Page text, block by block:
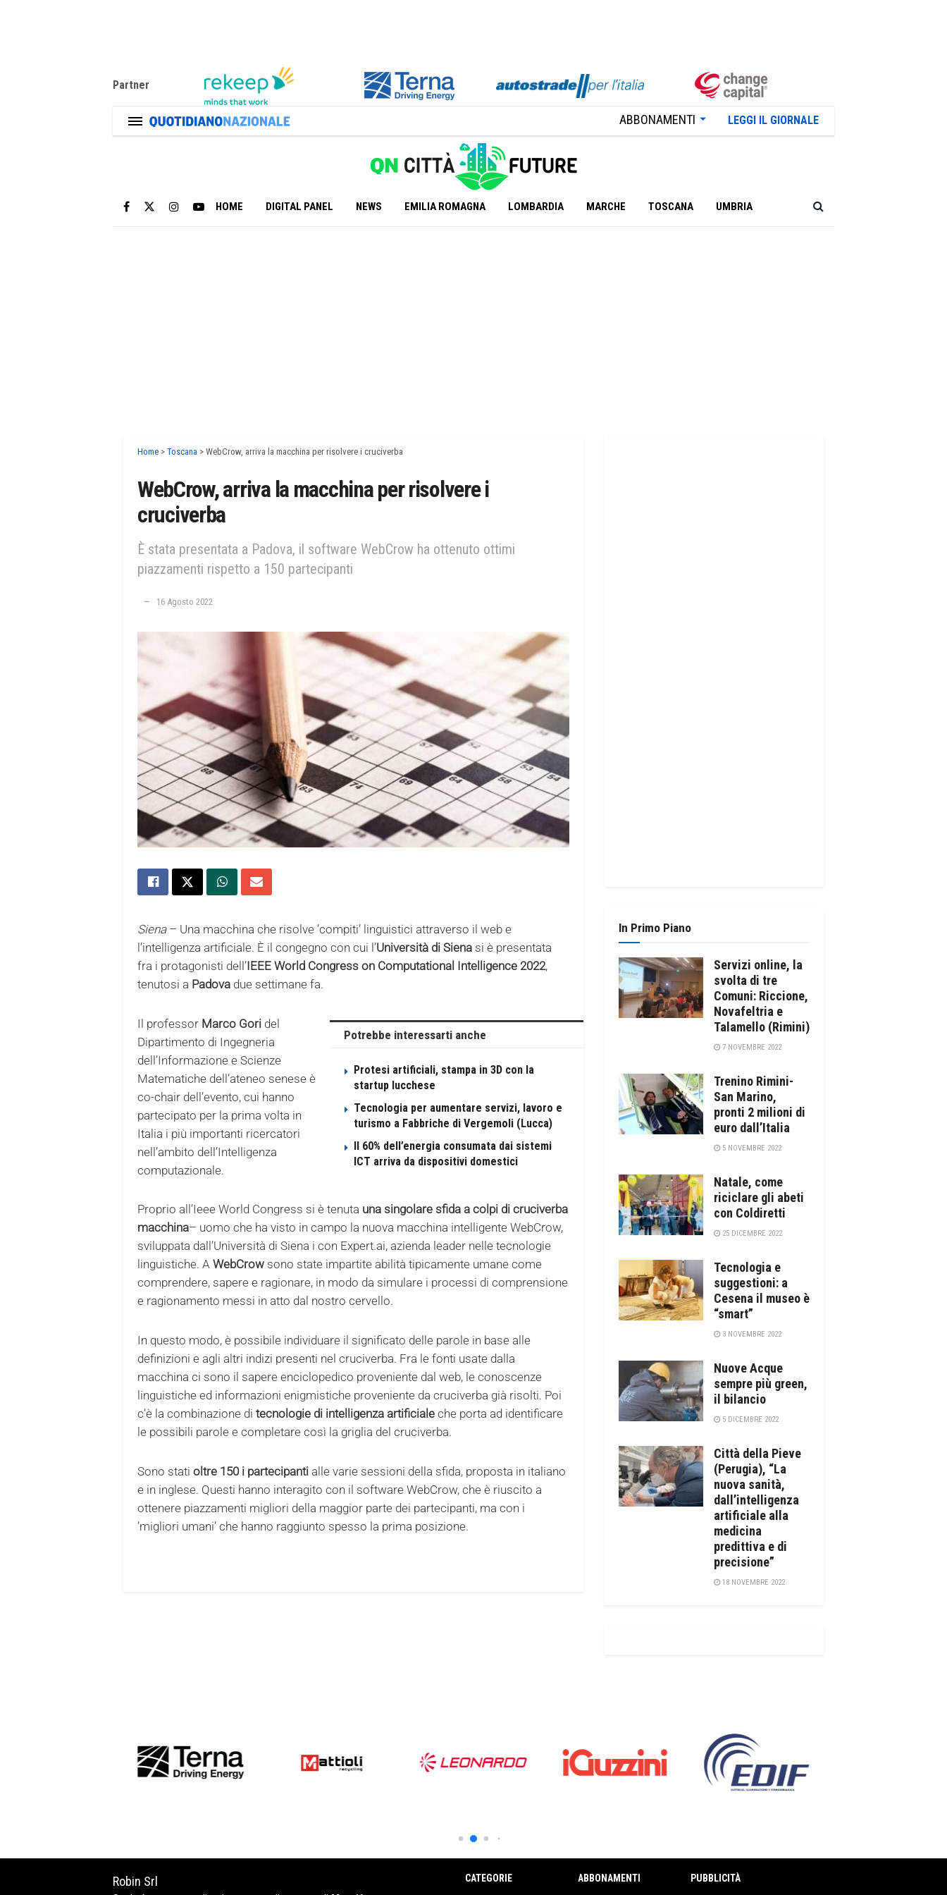
Partner
ABBONAMENTI LEGGI IL GIORNALE
HOME DIGITAL PANEL NEWS EMILIA ROMAGNA LOMBARDIA MARCHE TOSCANA UMBRIA
Home > Toscana > WebCrow, arriva la macchina per risolvere i cruciverba
WebCrow, arriva la macchina per risolvere i
cruciverba
È stata presentata a Padova, il software WebCrow ha ottenuto ottimi
piazzamenti rispetto a 150 partecipanti
16 Agosto 2022
Siena– Una macchina che risolve ’compiti’ linguistici attraverso il web e
l’intelligenza artificiale. È il congegno con cui l’Università di Siena si è presentata
fra i protagonisti dell’IEEE World Congress on Computational Intelligence 2022,
tenutosi a Padova due settimane fa.
Potrebbe interessarti anche
Protesi artificiali, stampa in 3D con la
startup lucchese
Tecnologia per aumentare servizi, lavoro e
turismo a Fabbriche di Vergemoli (Lucca)
Il 60% dell’energia consumata dai sistemi
ICT arriva da dispositivi domestici
Il professor Marco Gori del
Dipartimento di Ingegneria
dell’Informazione e Scienze
Matematiche dell’ateneo senese è
co-chair dell’evento, cui hanno
partecipato per la prima volta in
Italia i più importanti ricercatori
nell’ambito dell’Intelligenza
computazionale.
Proprio all’Ieee World Congress si è tenuta una singolare sfida a colpi di cruciverba
macchina– uomo che ha visto in campo la nuova macchina intelligente WebCrow,
sviluppata dall’Università di Siena i con Expert.ai, azienda leader nelle tecnologie
linguistiche. A WebCrow sono state impartite abilità tipicamente umane come
comprendere, sapere e ragionare, in modo da simulare i processi di comprensione
e ragionamento messi in atto dal nostro cervello.
In questo modo, è possibile individuare il significato delle parole in base alle
definizioni e agli altri indizi presenti nel cruciverba. Fra le fonti usate dalla
macchina ci sono il sapere enciclopedico proveniente dal web, le conoscenze
linguistiche ed informazioni enigmistiche proveniente da cruciverba già risolti. Poi
c’è la combinazione di tecnologie di intelligenza artificiale che porta ad identificare
le possibili parole e completare così la griglia del cruciverba.
Sono stati oltre 150 i partecipanti alle varie sessioni della sfida, proposta in italiano
e in inglese. Questi hanno interagito con il software WebCrow, che è riuscito a
ottenere piazzamenti migliori della maggior parte dei partecipanti, ma con i
’migliori umani’ che hanno raggiunto spesso la prima posizione.
In Primo Piano
Servizi online, la
svolta di tre
Comuni: Riccione,
Novafeltria e
Talamello (Rimini)
7 NOVEMBRE 2022
Trenino Rimini-
San Marino,
pronti 2 milioni di
euro dall’Italia
5 NOVEMBRE 2022
Natale, come
riciclare gli abeti
con Coldiretti
25 DICEMBRE 2022
Tecnologia e
suggestioni: a
Cesena il museo è
“smart”
3 NOVEMBRE 2022
Nuove Acque
sempre più green,
il bilancio
5 DICEMBRE 2022
Città della Pieve
(Perugia), “La
nuova sanità,
dall’intelligenza
artificiale alla
medicina
predittiva e di
precisione”
18 NOVEMBRE 2022
Robin Srl CATEGORIE ABBONAMENTI PUBBLICITÀ